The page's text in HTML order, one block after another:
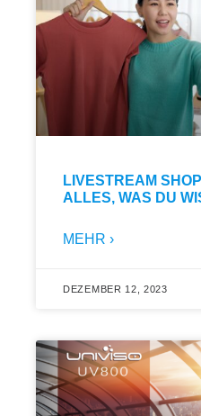
LIVESTREAM
ALLES, WAS DU
MEHR ›
DEZEMBER 12, 2023